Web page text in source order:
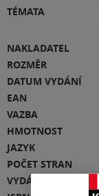
TÉMATA
NAKLADATEL
ROZMĚR
DATUM VYDÁNÍ
EAN
VAZBA
HMOTNOST
JAZYK
POČET STRAN
VYDÁNÍ